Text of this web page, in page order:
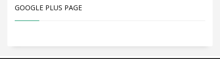
GOOGLE PLUS PAGE